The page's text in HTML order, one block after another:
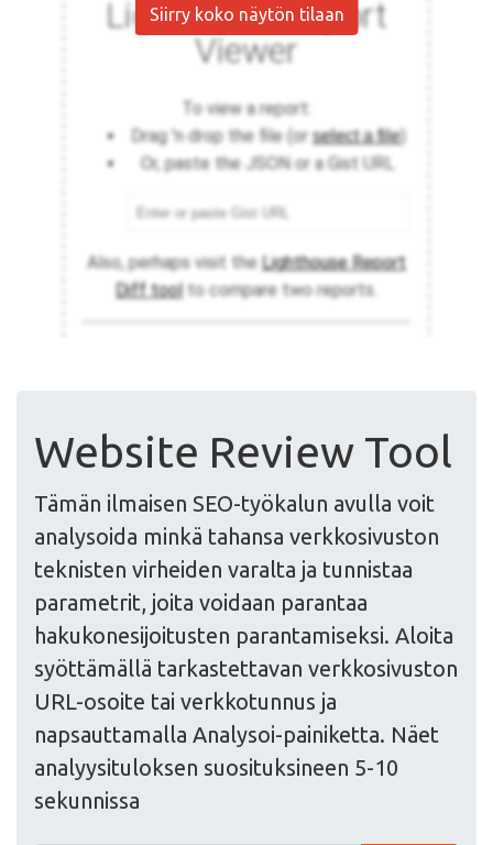
Siirry koko näytön tilaan
Website Review Tool
Tämän ilmaisen SEO-työkalun avulla voit
analysoida minkä tahansa verkkosivuston
teknisten virheiden varalta ja tunnistaa
parametrit, joita voidaan parantaa
hakukonesijoitusten parantamiseksi. Aloita
syöttämällä tarkastettavan verkkosivuston
URL-osoite tai verkkotunnus ja
napsauttamalla Analysoi-painiketta. Näet
analyysituloksen suosituksineen 5-10
sekunnissa